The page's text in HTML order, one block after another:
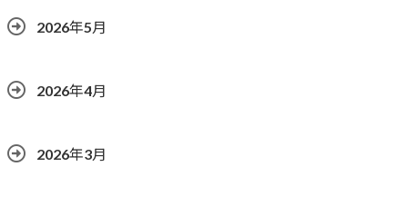
2026年5月
2026年4月
2026年3月